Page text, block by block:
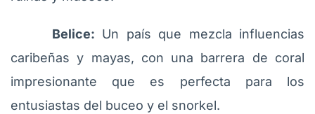
Belice: Un país que mezcla influencias
caribeñas y mayas, con una barrera de coral
impresionante que es perfecta para los
entusiastas del buceo y el snorkel.